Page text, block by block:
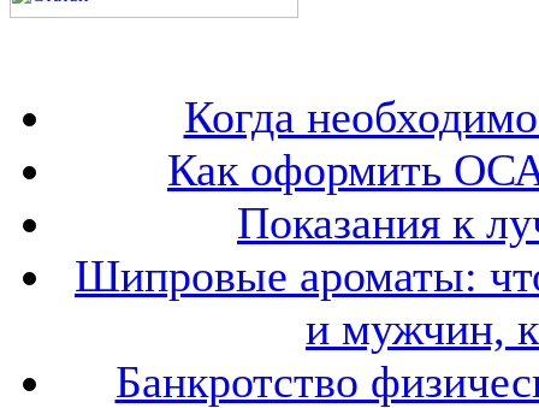
Когда
Как оформить
Показания к
Шипровые ароматы:
и мужчин,
Банкротство